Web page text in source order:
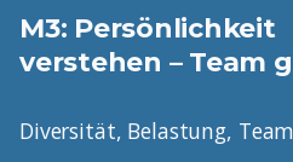
M3: Persönlichkeit
verstehen – Team
Diversität, Belastung,